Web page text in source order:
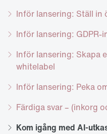
Inför lansering: Ställ
Inför lansering: GDPR-
Inför lansering: Skapa
whitelabel
Inför lansering: Peka
Färdiga svar – (inkorg
Kom igång med AI-